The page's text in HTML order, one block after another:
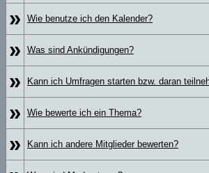
» Wie benutze ich den Kalender?
» Was sind Ankündigungen?
» Kann ich Umfragen starten bzw. daran
» Wie bewerte ich ein Thema?
» Kann ich andere Mitglieder bewerten?